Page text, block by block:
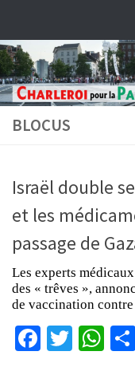
BLOCUS
Israël double
et les
passage de
Les experts
des « trêves »,
de vaccination
Facebook
Twitter